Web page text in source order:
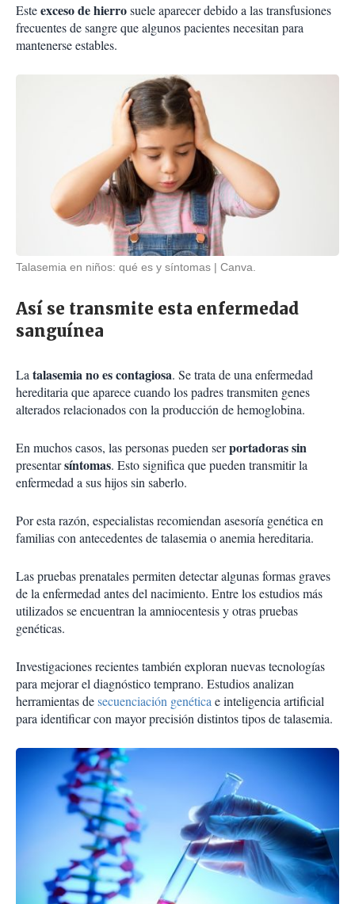
Esteexceso de hierrosuele aparecer debido a las transfusiones
frecuentes de sangre que algunos pacientes necesitan para
mantenerse estables.
Talasemia en niños: qué es y síntomas Canva.
Así se transmite esta enfermedad
sanguínea
Latalasemia no es contagiosa. Se trata de una enfermedad
hereditaria que aparece cuando los padres transmiten genes
alterados relacionados con la producción de hemoglobina.
En muchos casos, las personas pueden serportadoras sin
presentarsíntomas. Esto significa que pueden transmitir la
enfermedad a sus hijos sin saberlo.
Por esta razón, especialistas recomiendan asesoría genética en
familias con antecedentes de talasemia o anemia hereditaria.
Las pruebas prenatales permiten detectar algunas formas graves
de la enfermedad antes del nacimiento. Entre los estudios más
utilizados se encuentran la amniocentesis y otras pruebas
genéticas.
Investigaciones recientes también exploran nuevas tecnologías
para mejorar el diagnóstico temprano. Estudios analizan
herramientas desecuenciación genéticae inteligencia artificial
para identificar con mayor precisión distintos tipos de talasemia.